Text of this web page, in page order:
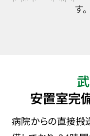
す。
安置室完
病院からの直接搬